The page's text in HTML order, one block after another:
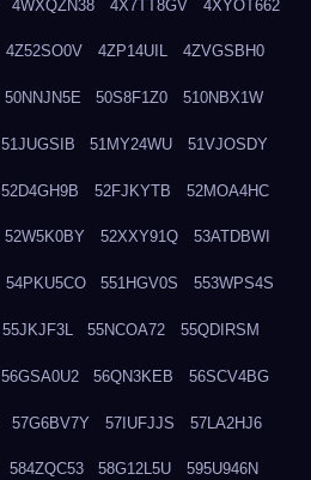
4WXQZN38 4X7TT8GV 4XYOT662
4Z52SO0V 4ZP14UIL 4ZVGSBH0
50NNJN5E 50S8F1Z0 510NBX1W
51JUGSIB 51MY24WU 51VJOSDY
52D4GH9B 52FJKYTB 52MOA4HC
52W5K0BY 52XXY91Q 53ATDBWI
54PKU5CO 551HGV0S 553WPS4S
55JKJF3L 55NCOA72 55QDIRSM
56GSA0U2 56QN3KEB 56SCV4BG
57G6BV7Y 57IUFJJS 57LA2HJ6
584ZQC53 58G12L5U 595U946N